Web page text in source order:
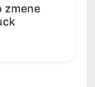
zmene